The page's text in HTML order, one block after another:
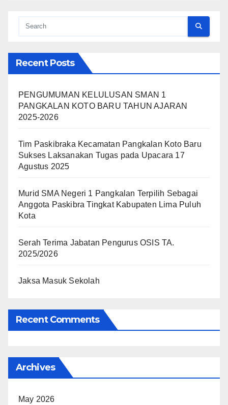
Recent Posts
PENGUMUMAN KELULUSAN SMAN 1
PANGKALAN KOTO BARU TAHUN AJARAN
2025-2026
Tim Paskibraka Kecamatan Pangkalan Koto Baru
Sukses Laksanakan Tugas pada Upacara 17
Agustus 2025
Murid SMA Negeri 1 Pangkalan Terpilih Sebagai
Anggota Paskibra Tingkat Kabupaten Lima Puluh
Kota
Serah Terima Jabatan Pengurus OSIS TA.
2025/2026
Jaksa Masuk Sekolah
Recent Comments
Archives
May 2026